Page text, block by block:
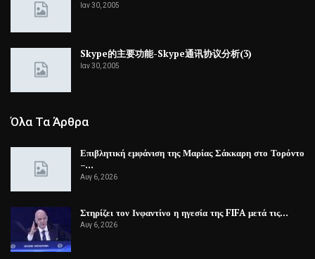
Ιαν 30, 2005
Skype的主要功能-Skype通讯协议分析(3)
Ιαν 30, 2005
Όλα Τα Άρθρα
Επιβλητική εμφάνιση της Μαρίας Σάκκαρη στο Τορόντο
–…
Αυγ 6, 2026
Στηρίζει τον Ινφαντίνο η ηγεσία της FIFA μετά τις…
Αυγ 6, 2026